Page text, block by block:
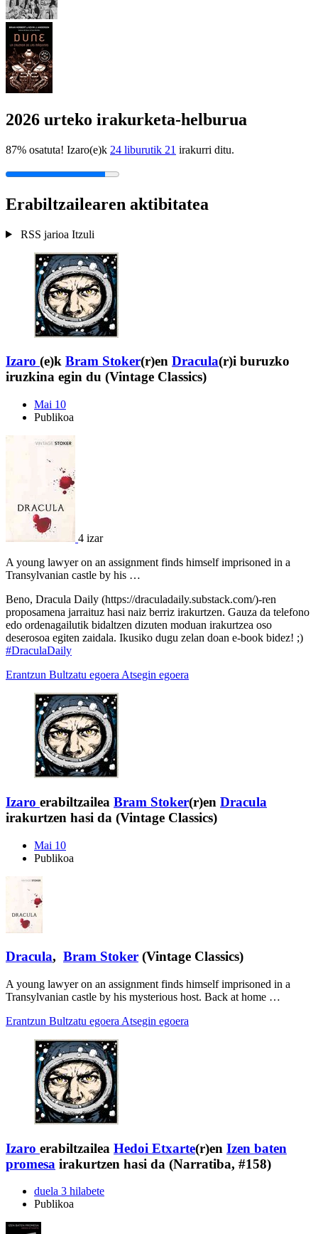
2026 urteko irakurketa-helburua
87% osatuta! Izaro(e)k 24 liburutik 21 irakurri ditu.
Erabiltzailearen aktibitatea
RSS jarioa Itzuli
Izaro (e)k Bram Stoker(r)en Dracula(r)i buruzko
iruzkina egin du (Vintage Classics)
Mai 10
Publikoa
4 izar
A young lawyer on an assignment finds himself imprisoned in a
Transylvanian castle by his …
Beno, Dracula Daily (https://draculadaily.substack.com/)-ren
proposamena jarraituz hasi naiz berriz irakurtzen. Gauza da telefono
edo ordenagailutik bidaltzen dizuten moduan irakurtzea oso
deserosoa egiten zaidala. Ikusiko dugu zelan doan e-book bidez! ;)
#DraculaDaily
Erantzun Bultzatu egoera Atsegin egoera
Izaro erabiltzailea Bram Stoker(r)en Dracula
irakurtzen hasi da (Vintage Classics)
Mai 10
Publikoa
Dracula, Bram Stoker (Vintage Classics)
A young lawyer on an assignment finds himself imprisoned in a
Transylvanian castle by his mysterious host. Back at home …
Erantzun Bultzatu egoera Atsegin egoera
Izaro erabiltzailea Hedoi Etxarte(r)en Izen baten
promesa irakurtzen hasi da (Narratiba, #158)
duela 3 hilabete
Publikoa